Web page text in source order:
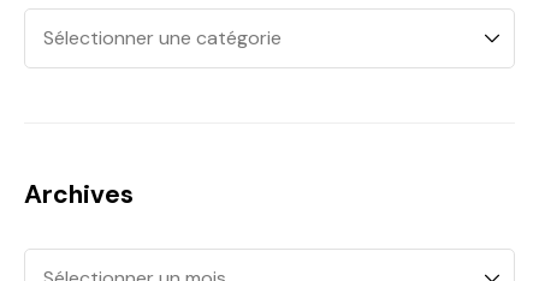
Archives